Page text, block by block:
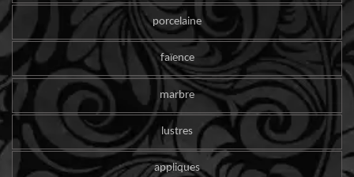
porcelaine
faïence
marbre
lustres
appliques